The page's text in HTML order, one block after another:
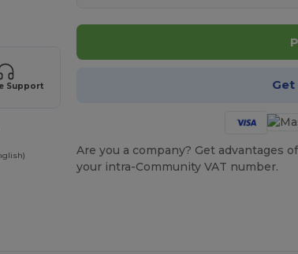
Support
Are you a company? Get advantages
your intra-Community VAT number.